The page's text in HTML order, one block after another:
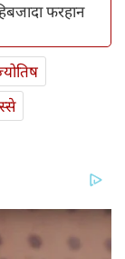
फरहान